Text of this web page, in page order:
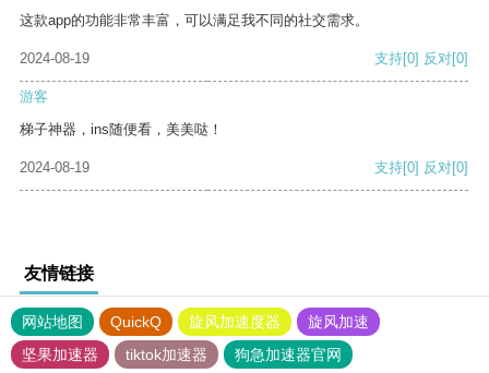
这款app的功能非常丰富，可以满足我不同的社交需求。
2024-08-19 支持[0] 反对[0]
游客
梯子神器，ins随便看，美美哒！
2024-08-19 支持[0] 反对[0]
友情链接
网站地图 QuickQ 旋风加速度器
旋风加速
坚果加速器
tiktok加速器
狗急加速器官网